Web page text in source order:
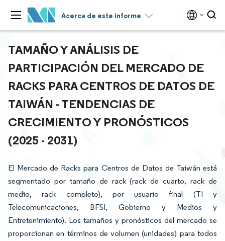
Acerca de este informe
TAMAÑO Y ANÁLISIS DE
PARTICIPACIÓN DEL MERCADO DE
RACKS PARA CENTROS DE DATOS DE
TAIWÁN - TENDENCIAS DE
CRECIMIENTO Y PRONÓSTICOS
(2025 - 2031)
El Mercado de Racks para Centros de Datos de Taiwán está
segmentado por tamaño de rack (rack de cuarto, rack de
medio, rack completo), por usuario final (TI y
Telecomunicaciones, BFSI, Gobierno y Medios y
Entretenimiento). Los tamaños y pronósticos del mercado se
proporcionan en términos de volumen (unidades) para todos